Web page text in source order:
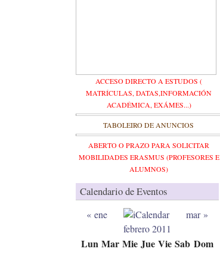
ACCESO DIRECTO A ESTUDOS (
MATRÍCULAS, DATAS,INFORMACIÓN
ACADÉMICA, EXÁMES...)
TABOLEIRO DE ANUNCIOS
ABERTO O PRAZO PARA SOLICITAR
MOBILIDADES ERASMUS (PROFESORES E
ALUMNOS)
Calendario de Eventos
« ene
mar »
febrero 2011
Lun Mar Mie Jue Vie Sab Dom